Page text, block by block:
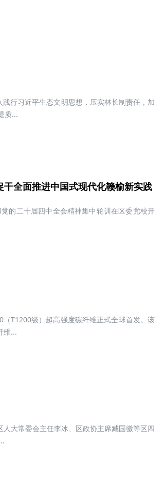
行习近平生态文明思想，压实林长制责任，加
质...
全面推进中国式现代化赣榆新实践
的二十届四中全会精神集中轮训在区委党校开
T1200级）超高强度碳纤维正式全球首发。该
维...
大常委会主任李冰、区政协主席臧国徽等区四